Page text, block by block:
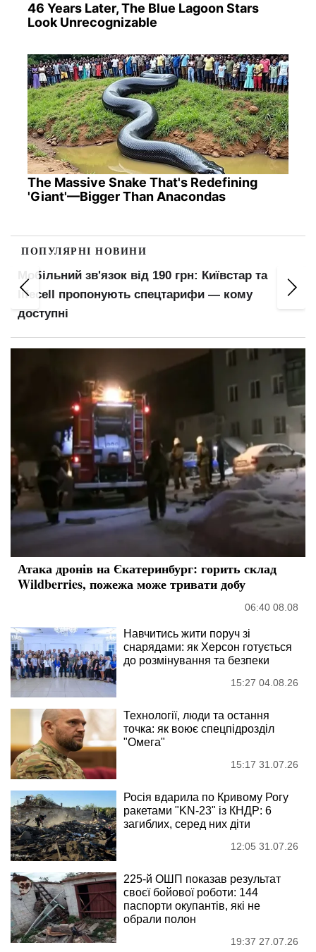
46 Years Later, The Blue Lagoon Stars
Look Unrecognizable
The Massive Snake That's Redefining
'Giant'—Bigger Than Anacondas
ПОПУЛЯРНІ НОВИНИ
Мобільний зв'язок від 190 грн: Київстар та
lifecell пропонують спецтарифи — кому
доступні
Атака дронів на Єкатеринбург: горить склад
Wildberries, пожежа може тривати добу
06:40 08.08
Навчитись жити поруч зі
снарядами: як Херсон готується
до розмінування та безпеки
15:27 04.08.26
Технології, люди та остання
точка: як воює спецпідрозділ
"Омега"
15:17 31.07.26
Росія вдарила по Кривому Рогу
ракетами "KN-23" із КНДР: 6
загиблих, серед них діти
12:05 31.07.26
225-й ОШП показав результат
своєї бойової роботи: 144
паспорти окупантів, які не
обрали полон
19:37 27.07.26